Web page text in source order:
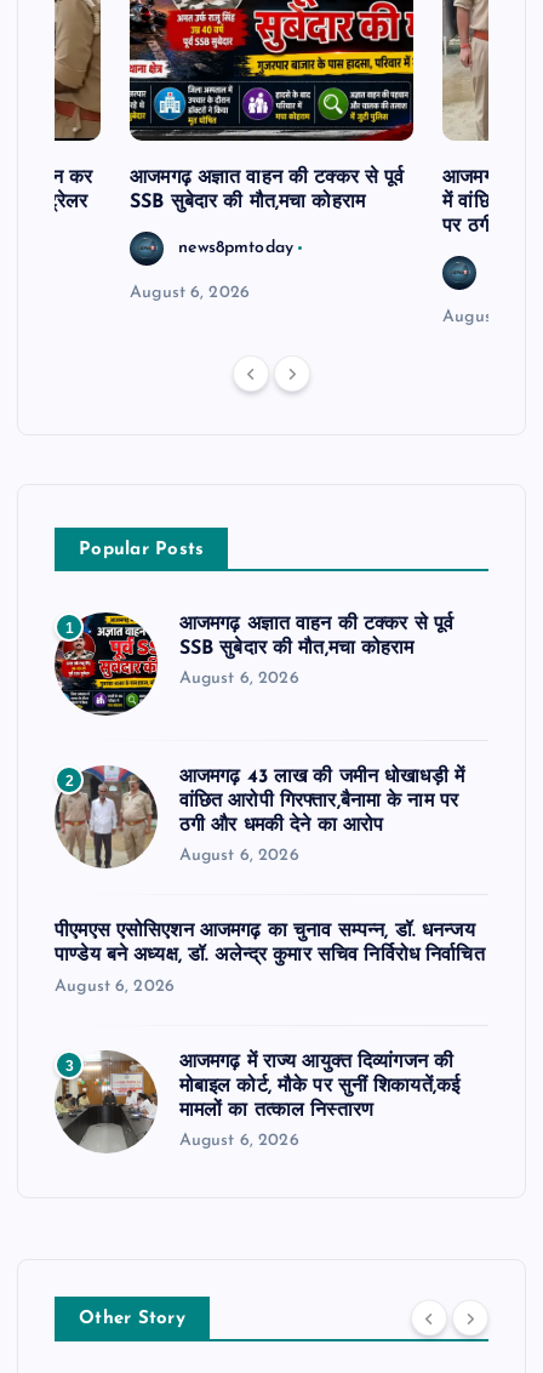
से दर्शन कर
खड़े ट्रेलर
आजमगढ़ अज्ञात वाहन की टक्कर से पूर्व
SSB सुबेदार की मौत,मचा कोहराम
news8pmtoday
August 6, 2026
आजमगढ़ 43
में वांछित
पर ठगी और
August 6,
Popular Posts
1
आजमगढ़ अज्ञात वाहन की टक्कर से पूर्व
SSB सुबेदार की मौत,मचा कोहराम
August 6, 2026
2
आजमगढ़ 43 लाख की जमीन धोखाधड़ी में
वांछित आरोपी गिरफ्तार,बैनामा के नाम पर
ठगी और धमकी देने का आरोप
August 6, 2026
पीएमएस एसोसिएशन आजमगढ़ का चुनाव सम्पन्न, डॉ. धनन्जय
पाण्डेय बने अध्यक्ष, डॉ. अलेन्द्र कुमार सचिव निर्विरोध निर्वाचित
August 6, 2026
3
आजमगढ़ में राज्य आयुक्त दिव्यांगजन की
मोबाइल कोर्ट, मौके पर सुनीं शिकायतें,कई
मामलों का तत्काल निस्तारण
August 6, 2026
Other Story